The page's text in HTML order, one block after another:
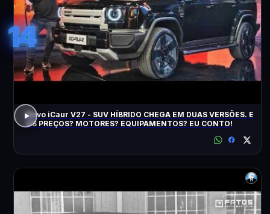
14
Novo iCaur V27 - SUV HÍBRIDO CHEGA EM DUAS VERSÕES. E
OS PREÇOS? MOTORES? EQUIPAMENTOS? EU CONTO!